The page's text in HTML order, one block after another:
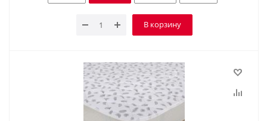
В корзину